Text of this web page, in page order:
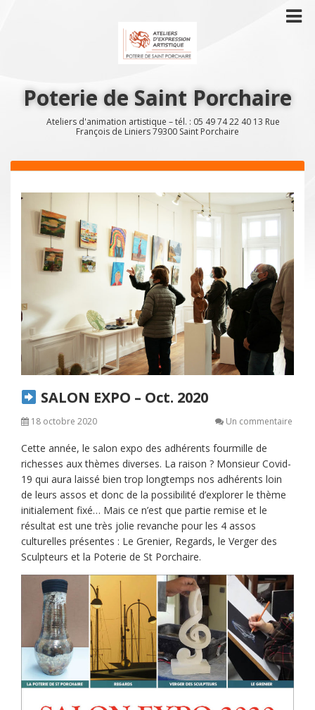
Poterie de Saint Porchaire
Ateliers d'animation artistique – tél. : 05 49 74 22 40 13 Rue
François de Liniers 79300 Saint Porchaire
SALON EXPO – Oct. 2020
18 octobre 2020 Un commentaire
Cette année, le salon expo des adhérents fourmille de
richesses aux thèmes diverses. La raison ? Monsieur Covid-
19 qui aura laissé bien trop longtemps nos adhérents loin
de leurs assos et donc de la possibilité d’explorer le thème
initialement fixé… Mais ce n’est que partie remise et le
résultat est une très jolie revanche pour les 4 assos
culturelles présentes : Le Grenier, Regards, le Verger des
Sculpteurs et la Poterie de St Porchaire.